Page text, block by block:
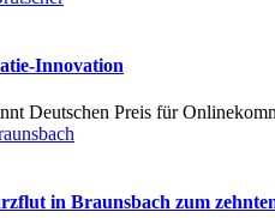
Innovation
Deutschen Preis für
in Braunsbach zum